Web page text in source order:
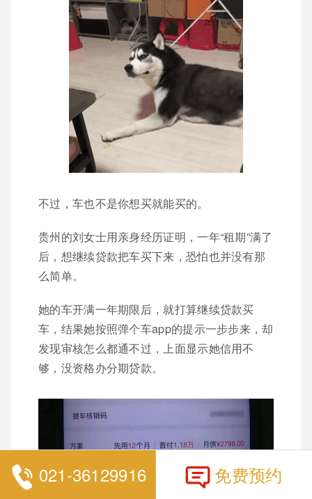
不过，车也不是你想买就能买的。
贵州的刘女士用亲身经历证明，一年“租期”满了
后，想继续贷款把车买下来，恐怕也并没有那
么简单。
她的车开满一年期限后，就打算继续贷款买
车，结果她按照弹个车app的提示一步步来，却
发现审核怎么都通不过，上面显示她信用不
够，没资格办分期贷款。
021-36129916 免费预约